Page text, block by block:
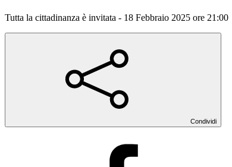
Tutta la cittadinanza è invitata - 18 Febbraio 2025 ore 21:00
Condividi